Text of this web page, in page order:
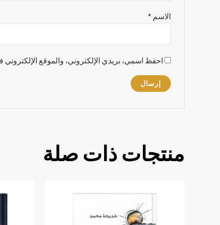
الاسم *
احفظ اسمي، بريدي الإلكتروني، والموقع
منتجات ذات صلة